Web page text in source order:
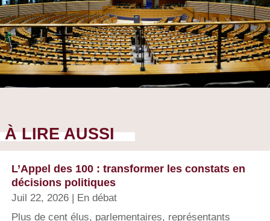
À LIRE AUSSI
L’Appel des 100 : transformer les constats en
décisions politiques
Juil 22, 2026 | En débat
Plus de cent élus, parlementaires, représentants